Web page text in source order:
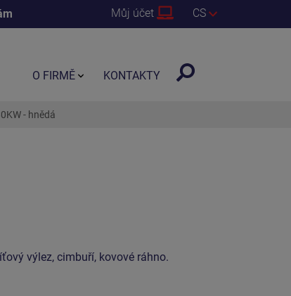
Můj účet CS
- hnědá
výlez, cimbuří, kovové ráhno.
O FIRMĚ KONTAKTY